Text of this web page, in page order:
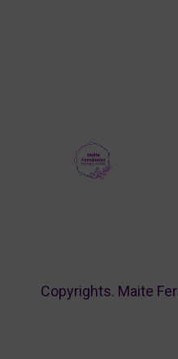
Copyrights. Maite